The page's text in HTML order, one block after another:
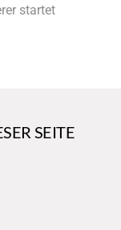
startet
SEITE